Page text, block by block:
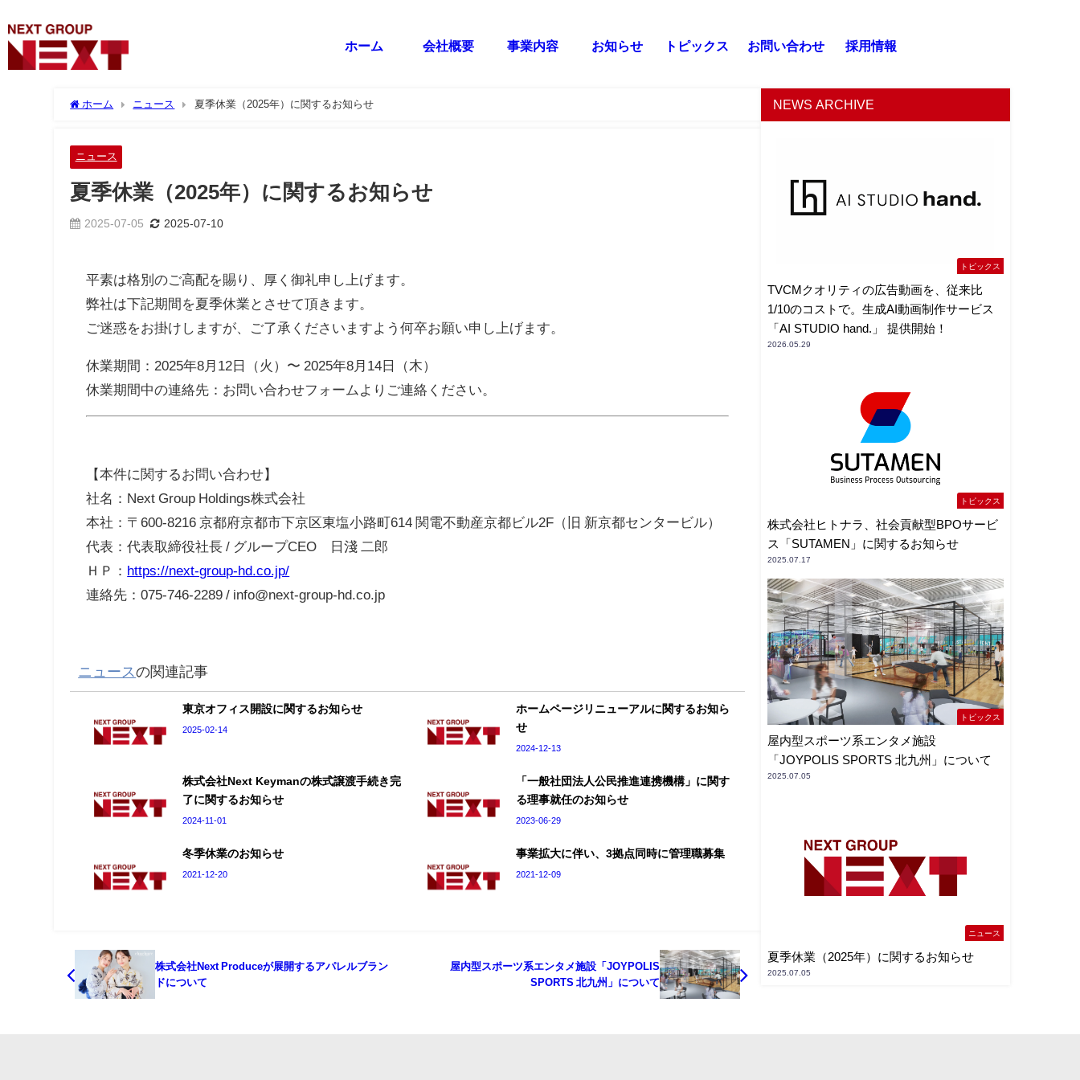
ホーム 会社概要 事業内容 お知らせ トピックス お問い合わせ 採用情報
ホーム ニュース 夏季休業（2025年）に関するお知らせ
ニュース
夏季休業（2025年）に関するお知らせ
2025-07-05 2025-07-10
平素は格別のご高配を賜り、厚く御礼申し上げます。
弊社は下記期間を夏季休業とさせて頂きます。
ご迷惑をお掛けしますが、ご了承くださいますよう何卒お願い申し上げます。
休業期間：2025年8月12日（火）〜 2025年8月14日（木）
休業期間中の連絡先：お問い合わせフォームよりご連絡ください。
【本件に関するお問い合わせ】
社名：Next Group Holdings株式会社
本社：〒600-8216 京都府京都市下京区東塩小路町614 関電不動産京都ビル2F（旧 新京都センタービル）
代表：代表取締役社長 / グループCEO 日淺 二郎
ＨＰ： https://next-group-hd.co.jp/
連絡先：075-746-2289 / info@next-group-hd.co.jp
ニュースの関連記事
東京オフィス開設に関するお知らせ
2025-02-14
ホームページリニューアルに関するお知ら
せ
2024-12-13
株式会社Next Keymanの株式譲渡手続き完
了に関するお知らせ
2024-11-01
「一般社団法人公民推進連携機構」に関す
る理事就任のお知らせ
2023-06-29
冬季休業のお知らせ
2021-12-20
事業拡大に伴い、3拠点同時に管理職募集
2021-12-09
株式会社Next Produceが展開するアパレルブラン
ドについて
屋内型スポーツ系エンタメ施設「JOYPOLIS
SPORTS 北九州」について
NEWS ARCHIVE
トピックス
TVCMクオリティの広告動画を、従来比
1/10のコストで。生成AI動画制作サービス
「AI STUDIO hand.」 提供開始！
2026.05.29
トピックス
株式会社ヒトナラ、社会貢献型BPOサービ
ス「SUTAMEN」に関するお知らせ
2025.07.17
トピックス
屋内型スポーツ系エンタメ施設
「JOYPOLIS SPORTS 北九州」について
2025.07.05
ニュース
夏季休業（2025年）に関するお知らせ
2025.07.05